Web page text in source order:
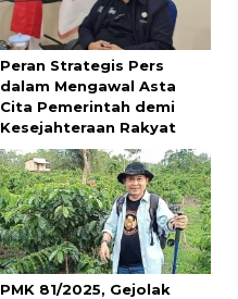
Peran Strategis Pers
dalam Mengawal Asta
Cita Pemerintah demi
Kesejahteraan Rakyat
PMK 81/2025, Gejolak